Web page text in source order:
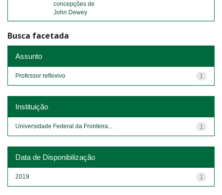
concepções de
John Dewey
Busca facetada
Assunto
1
Professor reflexivo
Instituição
1
Universidade Federal da Fronteira...
Data de Disponibilização
1
2019